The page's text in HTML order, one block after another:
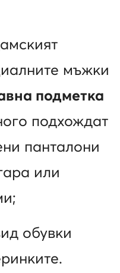
мъжки
подметка
подхождат
панталони
или
обувки